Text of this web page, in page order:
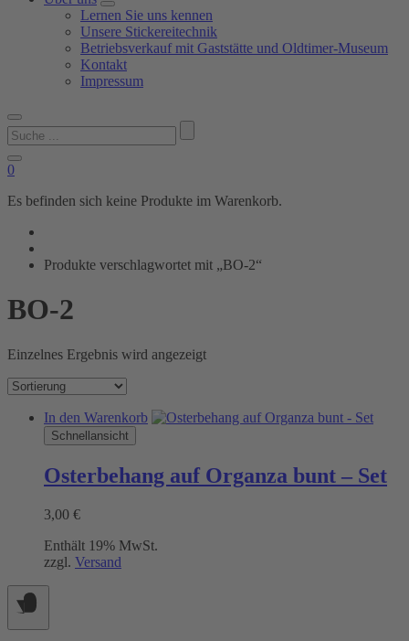
Lernen Sie uns kennen
Unsere Stickereitechnik
Betriebsverkauf mit Gaststätte und Oldtimer-Museum
Kontakt
Impressum
Suchen
nach:
0
Es befinden sich keine Produkte im Warenkorb.
Produkte verschlagwortet mit „BO-2“
BO-2
Einzelnes Ergebnis wird angezeigt
In den Warenkorb
Schnellansicht
Osterbehang auf Organza bunt – Set
3,00 €
Enthält 19% MwSt.
zzgl. Versand